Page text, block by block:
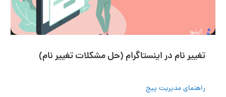
02:00
تغییر نام در اینستاگرام (حل مشکلات تغییر نام)
راهنمای مدیریت پیج